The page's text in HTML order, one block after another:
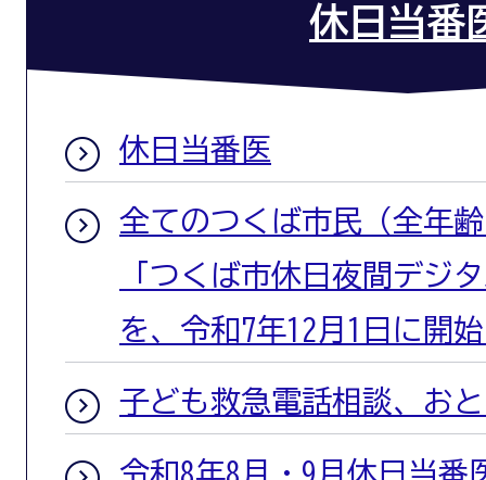
休日当番
休日当番医
全てのつくば市民（全年
「つくば市休日夜間デジ
を、令和7年12月1日に開
子ども救急電話相談、お
令和8年8月・9月休日当番